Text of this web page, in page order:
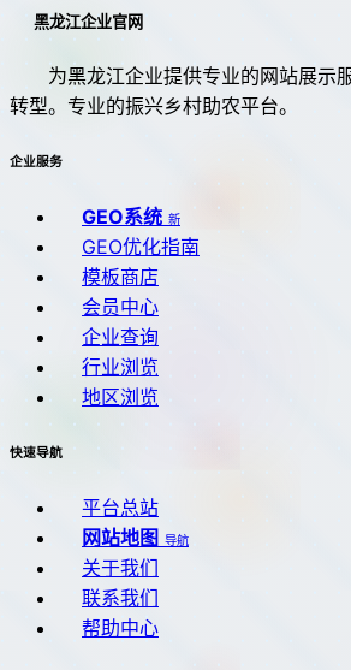
黑龙江企业官网
为黑龙江企业提供专业的网站展示
转型。专业的振兴乡村助农平台。
企业服务
GEO系统 新
GEO优化指南
模板商店
会员中心
企业查询
行业浏览
地区浏览
快速导航
平台总站
网站地图 导航
关于我们
联系我们
帮助中心